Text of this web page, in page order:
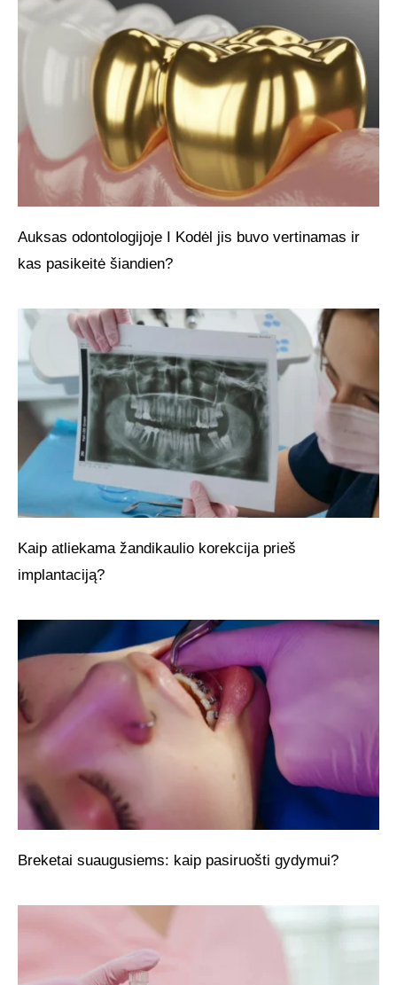
Auksas odontologijoje I Kodėl jis buvo vertinamas ir
kas pasikeitė šiandien?
Kaip atliekama žandikaulio korekcija prieš
implantaciją?
Breketai suaugusiems: kaip pasiruošti gydymui?